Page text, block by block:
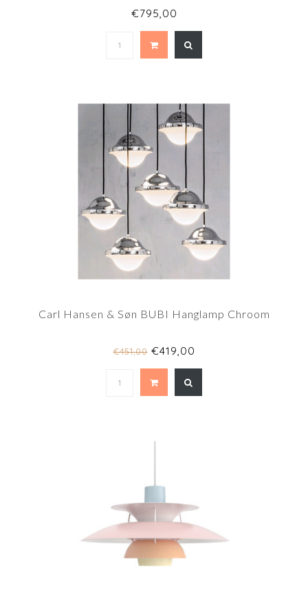
€795,00
Carl Hansen & Søn BUBI Hanglamp Chroom
€451,00€419,00